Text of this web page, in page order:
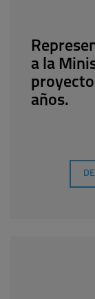
a la
años.